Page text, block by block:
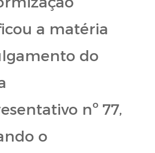
a matéria
do
nº 77,
o